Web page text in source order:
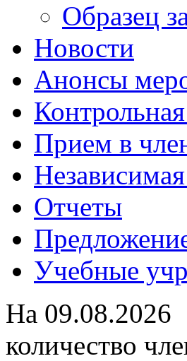
Образец
Новости
Анонсы
Прием в
Отчеты
Учебные
На 09.08.2026
количество